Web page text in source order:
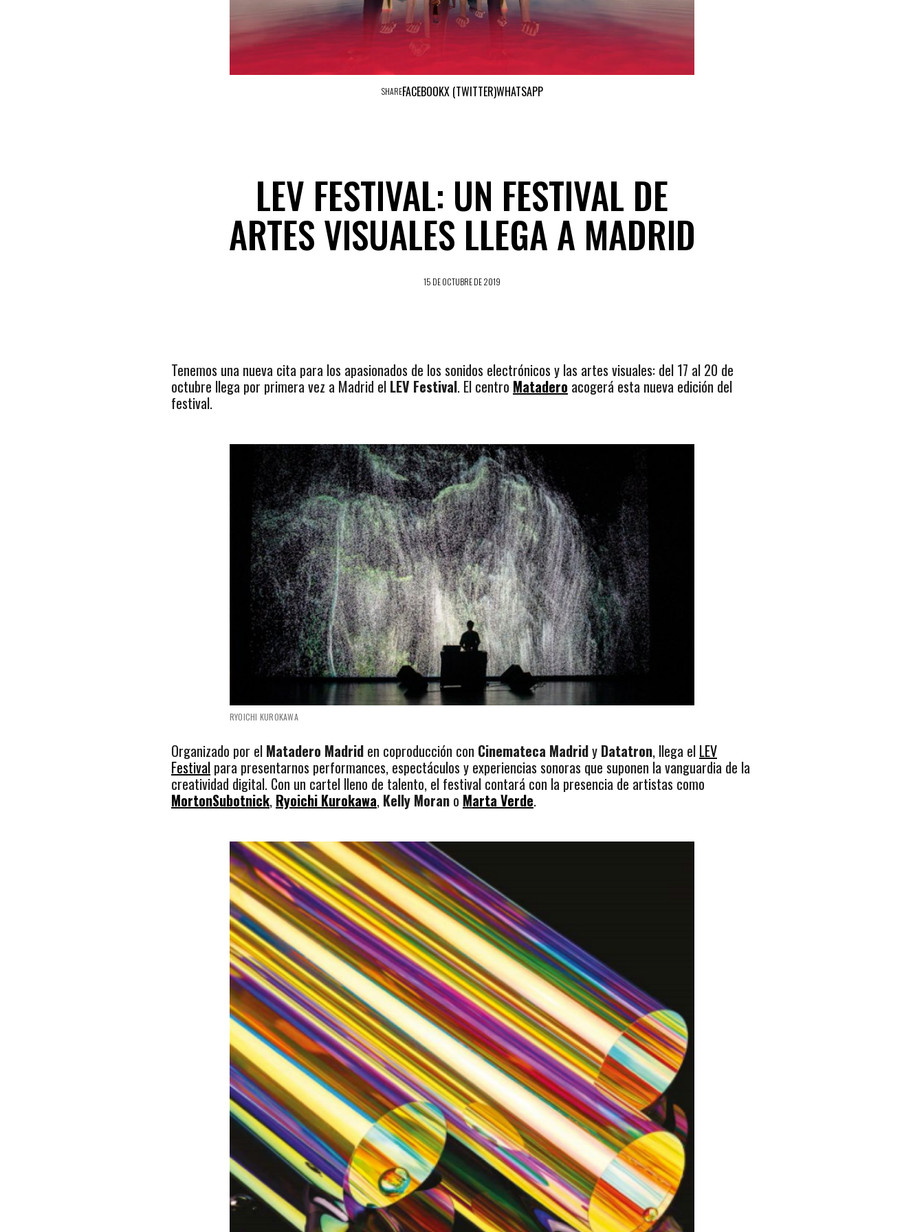
SHAREFACEBOOKX (TWITTER)WHATSAPP
LEV FESTIVAL: UN FESTIVAL DE
ARTES VISUALES LLEGA A MADRID
15 DE OCTUBRE DE 2019
Tenemos una nueva cita para los apasionados de los sonidos electrónicos y las artes visuales: del 17 al 20 de
octubre llega por primera vez a Madrid el LEV Festival. El centro Matadero acogerá esta nueva edición del
festival.
RYOICHI KUROKAWA
Organizado por el Matadero Madrid en coproducción con Cinemateca Madridy Datatron, llega el LEV
Festival para presentarnos performances, espectáculos y experiencias sonoras que suponen la vanguardia de la
creatividad digital. Con un cartel lleno de talento, el festival contará con la presencia de artistas como
MortonSubotnick, Ryoichi Kurokawa, Kelly Moran o Marta Verde.